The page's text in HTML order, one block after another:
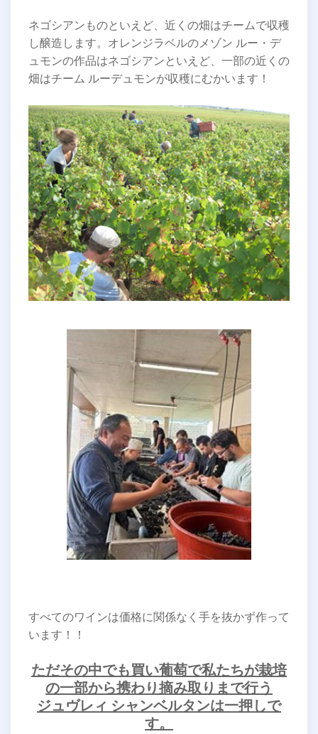
ネゴシアンものといえど、近くの畑はチームで収穫
し醸造します。オレンジラベルのメゾン ルー・デ
ュモンの作品はネゴシアンといえど、一部の近くの
畑はチーム ルーデュモンが収穫にむかいます！
すべてのワインは価格に関係なく手を抜かず作って
います！！
ただその中でも買い葡萄で私たちが栽培
の一部から携わり摘み取りまで行う
ジュヴレィ シャンベルタンは一押しで
す。